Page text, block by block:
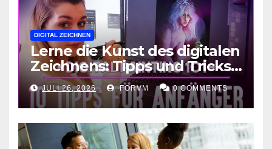
DIGITAL ZEICHNEN
Lerne die Kunst des digitalen
Zeichnens: Tipps und Tricks
für kreative Ausdruckskunst
JULI 26, 2026 FORVM 0 COMMENTS